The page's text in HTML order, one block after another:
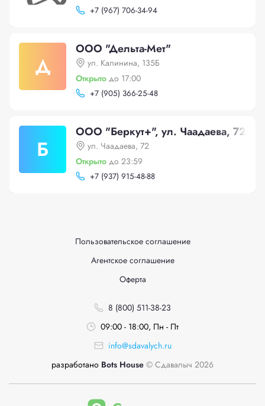
+7 (967) 706-34-94
Д
ООО "Дельта-Мет"
ул. Калинина, 135Б
Открыто до 17:00
+7 (905) 366-25-48
Б
ООО "Беркут+", ул. Чаадаева, 72
ул. Чаадаева, 72
Открыто до 23:59
+7 (937) 915-48-88
Пользовательское соглашение
Агентское соглашение
Оферта
8 (800) 511-38-23
09:00 - 18:00, Пн - Пт
info@sdavalych.ru
разработано Bots House © Сдавалыч 2026